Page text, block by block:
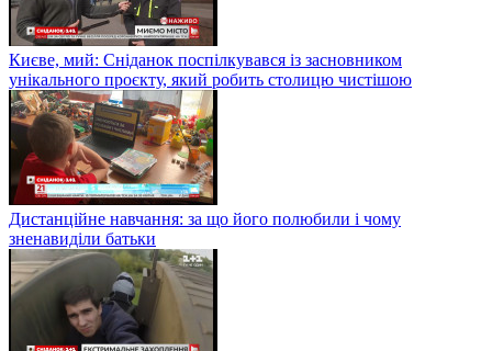
Києве, мий: Сніданок поспілкувався із засновником
унікального проєкту, який робить столицю чистішою
Дистанційне навчання: за що його полюбили і чому
зненавиділи батьки